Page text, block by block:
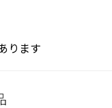
ります